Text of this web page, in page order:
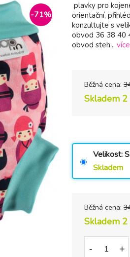
-71%
plavky pro
orientační,
konzultujte s
obvod 36 38 40
obvod steh... více
Běžná cena:
Skladem 2
Velikost:
Skladem
Běžná cena:
Skladem 2
- +